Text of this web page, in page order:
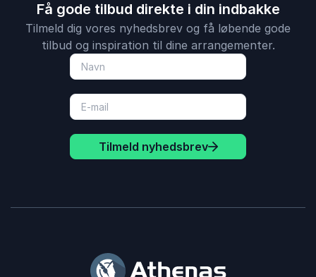
Få gode tilbud direkte i din indbakke
Tilmeld dig vores nyhedsbrev og få løbende gode
tilbud og inspiration til dine arrangementer.
Tilmeld nyhedsbrev